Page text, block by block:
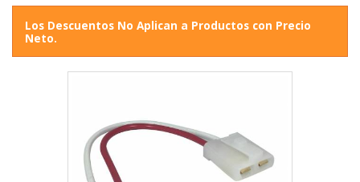
Los Descuentos No Aplican a Productos con Precio
Neto.